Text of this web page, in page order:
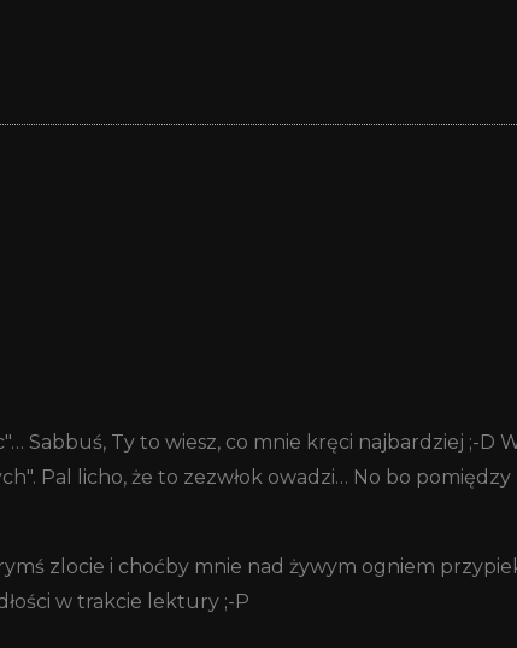
Sabbuś, Ty to wiesz, co mnie kręci najbardziej ;-D
Pal licho, że to zezwłok owadzi… No bo
zlocie i choćby mnie nad żywym ogniem
w trakcie lektury ;-P